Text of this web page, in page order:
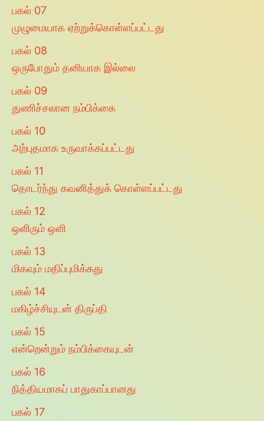
பகல் 07
முழுமையாக ஏற்றுக்கொள்ளப்பட்டது
பகல் 08
ஒருபோதும் தனியாக இல்லை
பகல் 09
துணிச்சலான நம்பிக்கை
பகல் 10
அற்புதமாக உருவாக்கப்பட்டது
பகல் 11
தொடர்ந்து கவனித்துக் கொள்ளப்பட்டது
பகல் 12
ஒளிரும் ஒளி
பகல் 13
மிகவும் மதிப்புமிக்கது
பகல் 14
மகிழ்ச்சியுடன் திருப்தி
பகல் 15
என்றென்றும் நம்பிக்கையுடன்
பகல் 16
நித்தியமாகப் பாதுகாப்பானது
பகல் 17